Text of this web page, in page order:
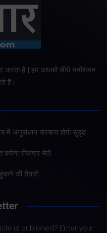
करता है | हम आपको सीधे मनोरंजन
हैं।
में अनुसंधान संरचना होगी सुदृढ
करेगा रोजगार मेले
की तैयारी
is published? Enter your